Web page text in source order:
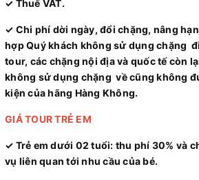
✓ Thuế VAT.
✓ Chi phí dời ngày, đổi chặng, nâng
hợp Quý khách không sử dụng chặng
tour, các chặng nội địa và quốc tế còn
không sử dụng chặng về cũng không
kiện của hãng Hàng Không.
GIÁ TOUR TRẺ EM
✓ Trẻ em dưới 02 tuổi: thu phí 30% và
vụ liên quan tới nhu cầu của bé.